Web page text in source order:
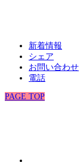
新着情報
シェア
お問い合わせ
電話
PAGE TOP